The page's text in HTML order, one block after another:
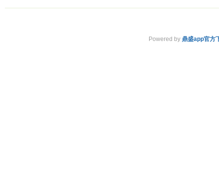
爱，这是劫。
Powered by 鼎盛app官方